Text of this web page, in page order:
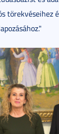
törekvéseihez